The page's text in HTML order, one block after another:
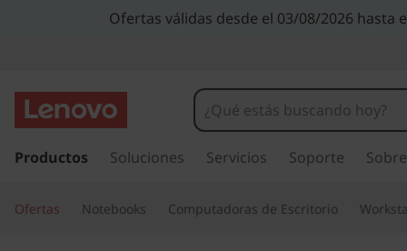
e
a
P
a
Ofertas válidas desde el 03/08/2026 hasta
r
c
Productos Soluciones Servicios Soporte
Ofertas Notebooks Computadoras de Escritorio